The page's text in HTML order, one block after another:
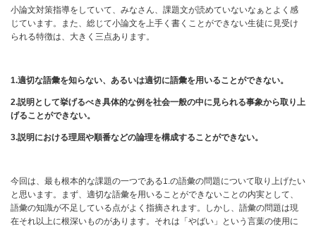
小論文対策指導をしていて、みなさん、課題文が読めていないなぁとよく感
じています。また、総じて小論文を上手く書くことができない生徒に見受け
られる特徴は、大きく三点あります。
1.適切な語彙を知らない、あるいは適切に語彙を用いることができない。
2.説明として挙げるべき具体的な例を社会一般の中に見られる事象から取り上
げることができない。
3.説明における理屈や順番などの論理を構成することができない。
今回は、最も根本的な課題の一つである1.の語彙の問題について取り上げたい
と思います。まず、適切な語彙を用いることができないことの内実として、
語彙の知識が不足している点がよく指摘されます。しかし、語彙の問題は現
在それ以上に根深いものがあります。それは「やばい」という言葉の使用に